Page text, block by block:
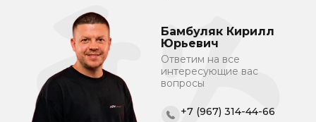
Бамбуляк Кирилл
Юрьевич
Ответим на все
интересующие вас
вопросы
+7 (967) 314-44-66